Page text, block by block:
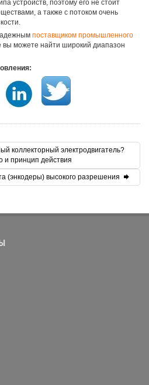
устройств, поэтому его не стоит
а также с потоком очень
поставщиком промышленного
вы можете найти широкий диапазон
коллекторный электродвигатель?
и принцип действия
(энкодеры) высокого разрешения